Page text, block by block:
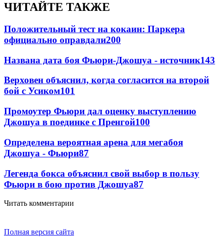
ЧИТАЙТЕ ТАКЖЕ
Положительный тест на кокаин: Паркера
официально оправдали200
Названа дата боя Фьюри-Джошуа - источник143
Верховен объяснил, когда согласится на второй
бой с Усиком101
Промоутер Фьюри дал оценку выступлению
Джошуа в поединке с Пренгой100
Определена вероятная арена для мегабоя
Джошуа - Фьюри87
Легенда бокса объяснил свой выбор в пользу
Фьюри в бою против Джошуа87
Читать комментарии
Полная версия сайта